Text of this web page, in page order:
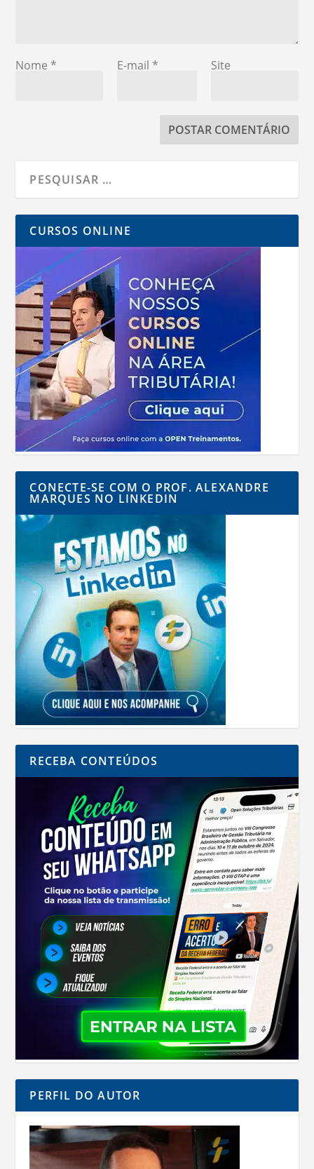
Nome * E-mail * Site
CURSOS ONLINE
CONECTE-SE COM O PROF. ALEXANDRE
MARQUES NO LINKEDIN
RECEBA CONTEÚDOS
PERFIL DO AUTOR